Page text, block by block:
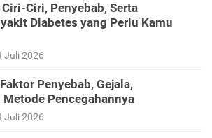
Ciri, Penyebab, Serta
Diabetes yang Perlu Kamu
Juli 2026
Penyebab, Gejala,
Pencegahannya
Juli 2026